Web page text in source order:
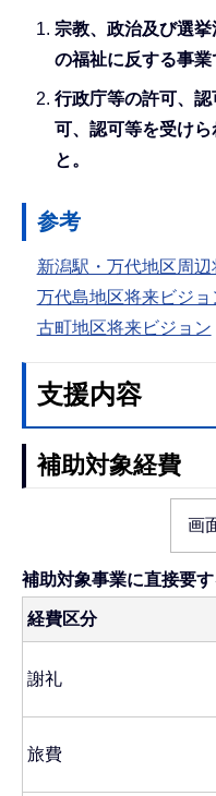
宗教、政治及び選
の福祉に反する事業
行政庁等の許可、
可、認可等を受け
と。
参考
新潟駅・万代地区周
万代島地区将来ビジョ
古町地区将来ビジョン
支援内容
補助対象経費
画
補助対象事業に直接要
経費区分
謝礼
旅費